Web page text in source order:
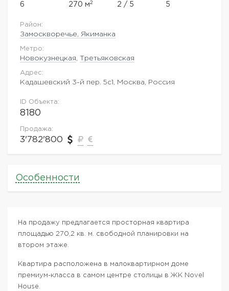
6 270 м2 2 / 5 5
Район:
Замоскворечье, Якиманка
Метро:
Новокузнецкая Третьяковская
Адрес:
Кадашевский 3-й пер. 5с1, Москва, Россия
ID Объекта:
8180
Продажа:
3'782'800
Особенности
На продажу предлагается просторная квартира
площадью 270,2 кв. м. свободной планировки на
втором этаже.
Квартира расположена в малоквартирном доме
премиум-класса в самом центре столицы в ЖК Novel
House.